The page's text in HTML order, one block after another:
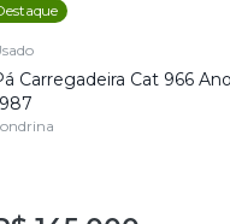
Carregadeira Cat 966